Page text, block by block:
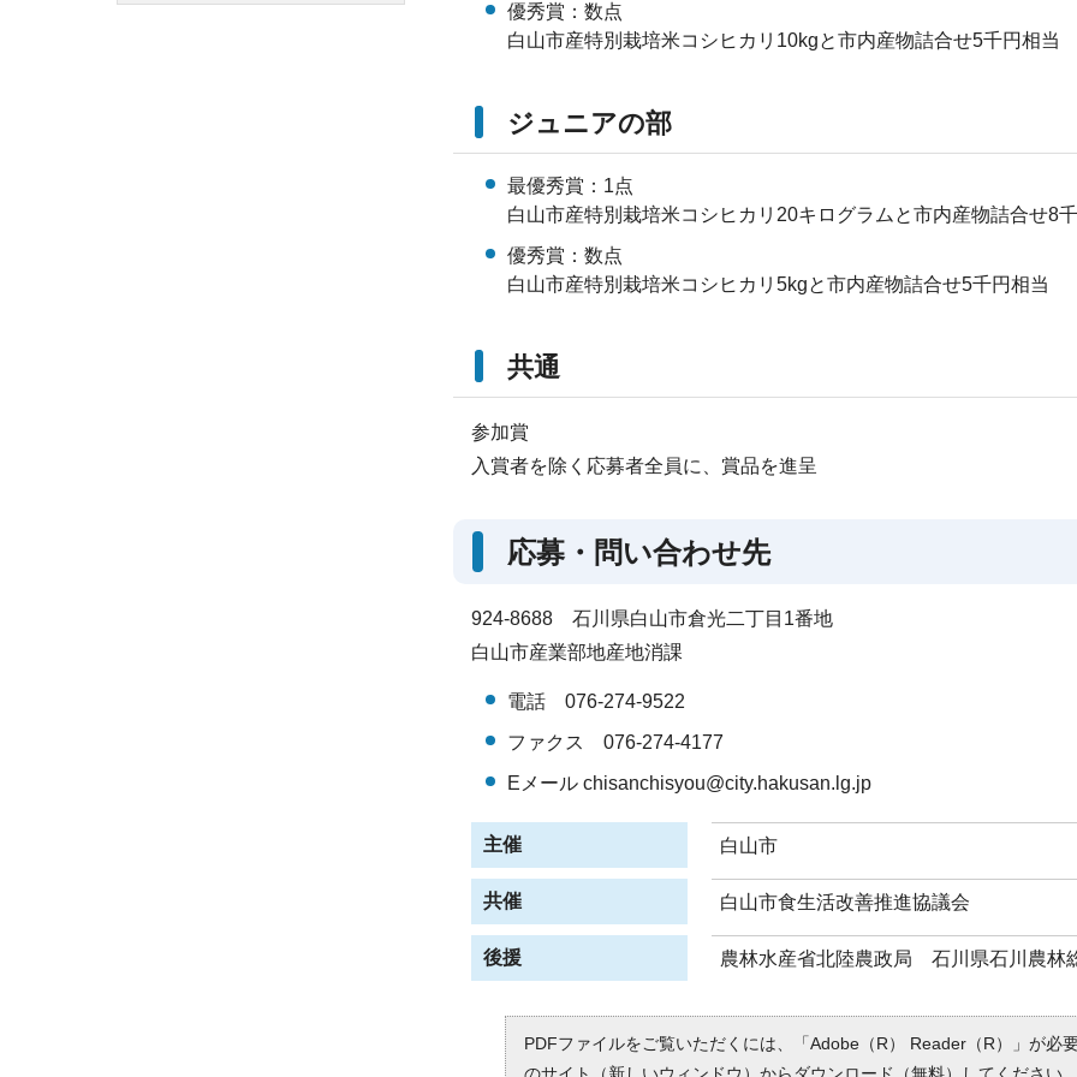
優秀賞：数点
白山市産特別栽培米コシヒカリ10kgと市内産物詰合せ5千円相当
ジュニアの部
最優秀賞：1点
白山市産特別栽培米コシヒカリ20キログラムと市内産物詰合せ8
優秀賞：数点
白山市産特別栽培米コシヒカリ5kgと市内産物詰合せ5千円相当
共通
参加賞
入賞者を除く応募者全員に、賞品を進呈
応募・問い合わせ先
924-8688 石川県白山市倉光二丁目1番地
白山市産業部地産地消課
電話 076-274-9522
ファクス 076-274-4177
Eメール chisanchisyou@city.hakusan.lg.jp
主催 白山市
共催 白山市食生活改善推進協議会
後援 農林水産省北陸農政局 石川県石川農
PDFファイルをご覧いただくには、「Adobe（R） Reader（R）」が必